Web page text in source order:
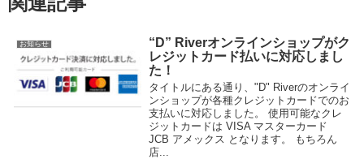
お知らせ
“D” Riverオンラインショップがク
レジットカード払いに対応しまし
た！
タイトルにある通り、"D" Riverのオンライ
ンショップが各種クレジットカードでのお
支払いに対応しました。 使用可能なクレ
ジットカードは VISA マスターカード
JCB アメックス となります。 もちろん
店...